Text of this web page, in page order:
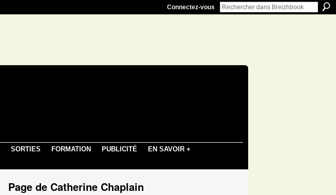
Connectez-vous
SORTIES FORMATION PUBLICITÉ
EN SAVOIR +
Page de Catherine Chaplain